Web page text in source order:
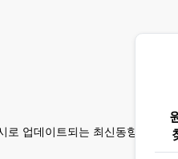
업데이트되는 최신동향 이슈